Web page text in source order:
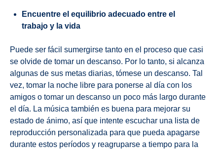
Encuentre el equilibrio adecuado entre el
trabajo y la vida
Puede ser fácil sumergirse tanto en el proceso que casi
se olvide de tomar un descanso. Por lo tanto, si alcanza
algunas de sus metas diarias, tómese un descanso. Tal
vez, tomar la noche libre para ponerse al día con los
amigos o tomar un descanso un poco más largo durante
el día. La música también es buena para mejorar su
estado de ánimo, así que intente escuchar una lista de
reproducción personalizada para que pueda apagarse
durante estos períodos y reagruparse a tiempo para la